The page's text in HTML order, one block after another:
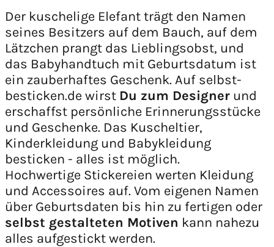
Der kuschelige Elefant trägt den Namen
seines Besitzers auf dem Bauch, auf dem
Lätzchen prangt das Lieblingsobst, und
das Babyhandtuch mit Geburtsdatum ist
ein zauberhaftes Geschenk. Auf selbst-
besticken.de wirst Du zum Designer und
erschaffst persönliche Erinnerungsstücke
und Geschenke. Das Kuscheltier,
Kinderkleidung und Babykleidung
besticken - alles ist möglich.
Hochwertige Stickereien werten Kleidung
und Accessoires auf. Vom eigenen Namen
über Geburtsdaten bis hin zu fertigen oder
selbst gestalteten Motiven kann nahezu
alles aufgestickt werden.